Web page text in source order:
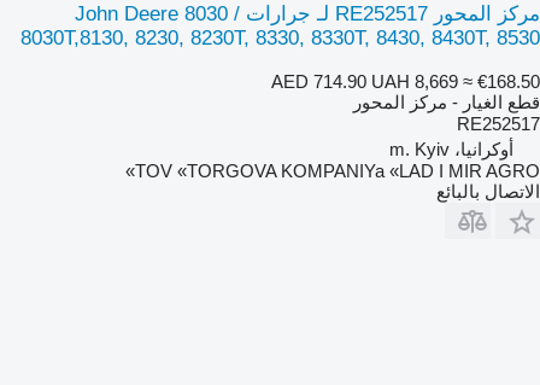
مركز المحور RE252517 لـ جرارات John Deere 8030 /
8030T,8130, 8230, 8230T, 8330, 8330T, 8430, 8430T, 8530
AED 714.90 UAH 8,669 ≈ €168.50
قطع الغيار - مركز المحور
RE252517
أوكرانيا، m. Kyiv
TOV «TORGOVA KOMPANIYa «LAD I MIR AGRO»
الاتصال بالبائع